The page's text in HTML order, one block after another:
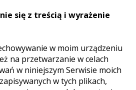
21 1959R.
się z treścią i wyrażenie
w moim urządzeniu
na przetwarzanie w celach
w niniejszym Serwisie moich
w tych plikach,